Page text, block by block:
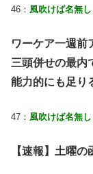
46： 風吹けば名無し
ワーケア一週前
三頭併せの最内
能力的にも足り
47： 風吹けば名無し
【速報】土曜